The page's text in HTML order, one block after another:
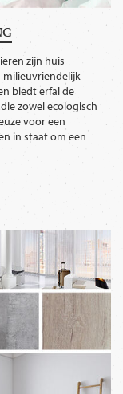
zijn huis
milieuvriendelijk
biedt erfal de
zowel ecologisch
voor een
in staat om een